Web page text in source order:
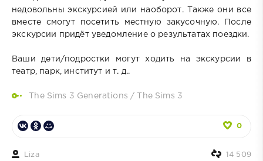
недовольны экскурсией или наоборот. Также они все
вместе смогут посетить местную закусочную. После
экскурсии придёт уведомление о результатах поездки.
Ваши дети/подростки могут ходить на экскурсии в
театр, парк, институт и т. д..
The Sims 3 Generations / The Sims 3
0
Liza 14 509